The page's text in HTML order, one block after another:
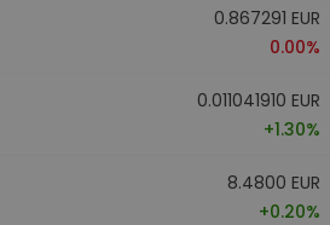
0.867291 EUR
0.00%
0.011041910 EUR
+1.30%
8.4800 EUR
+0.20%